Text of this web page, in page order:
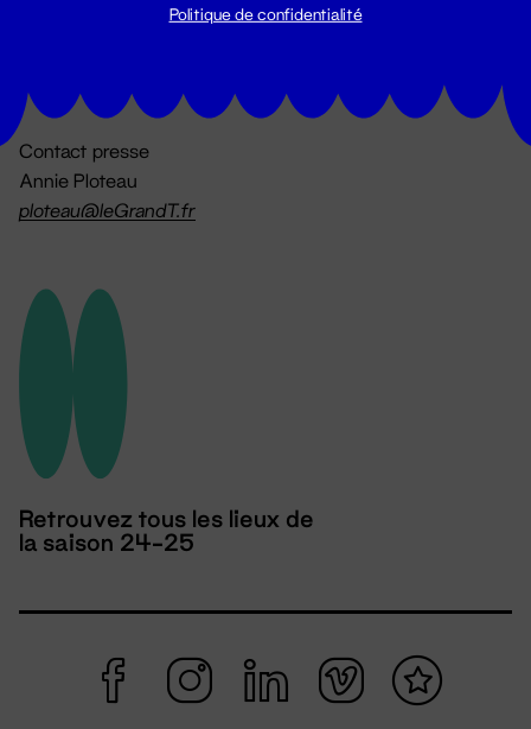
Contact presse
Annie Ploteau
ploteau@leGrandT.fr
Retrouvez tous les lieux de
la saison 24-25
Politique de confidentialité